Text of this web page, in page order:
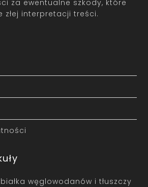
białka węglowodanów i tłuszczy
a…